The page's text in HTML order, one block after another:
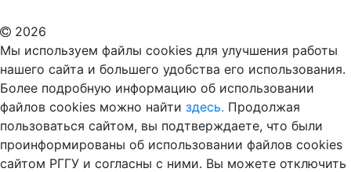
2026
Мы используем файлы cookies для улучшения работы
нашего сайта и большего удобства его использования.
Более подробную информацию об использовании
файлов cookies можно найти здесь. Продолжая
пользоваться сайтом, вы подтверждаете, что были
проинформированы об использовании файлов cookies
сайтом РГГУ и согласны с ними. Вы можете отключить